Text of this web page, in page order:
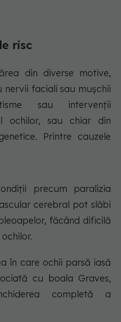
risc
din diverse motive,
nervii faciali sau mușchii
sau intervenții
ochilor, sau chiar din
Printre cauzele
precum paralizia
cerebral pot slăbi
făcând dificilă
în care ochii parsă iasă
cu boala Graves,
completă a